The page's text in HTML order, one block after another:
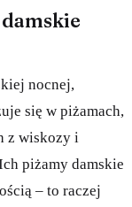
nocnej,
się w piżamach,
z wiskozy i
piżamy damskie
– to raczej